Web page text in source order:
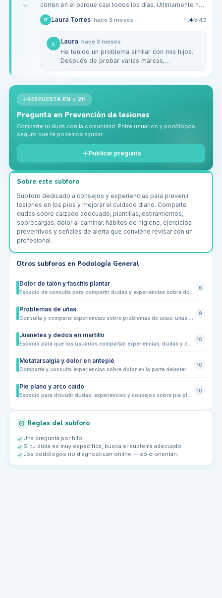
corren en el parque casi todos los días. Últimamente he
notado que se quejan de dolores en las plantas de los
pies, y me…
LT Laura Torres· hace 3 meses 4 42
L Laura· hace 3 meses
He tenido un problema similar con mis hijos.
Después de probar varias marcas,
buena amortiguación y son muy cómodas…
RESPUESTA EN < 2H
Pregunta en Prevención de lesiones
Comparte tu duda con la comunidad. Entre usuarios y podólogos
seguro que te podemos ayudar.
Publicar pregunta
Sobre este subforo
Subforo dedicado a consejos y experiencias para prevenir
lesiones en los pies y mejorar el cuidado diario. Comparte
dudas sobre calzado adecuado, plantillas, estiramientos,
sobrecargas, dolor al caminar, hábitos de higiene, ejercicios
preventivos y señales de alerta que conviene revisar con un
profesional.
Otros subforos en Podología General
Dolor de talón y fascitis plantar
6
Problemas de uñas
9
Juanetes y dedos en martillo
Espacio para que los usuarios compartan experiencias, dudas y consultas sobre juanetes y dedos en martillo. Aquí podrás aprender sobre prevención, síntomas, tratamientos caseros, adaptación de calzado y consultas generales para mejorar la salud de tus pies.
10
Metatarsalgia y dolor en antepié
Comparte y consulta experiencias sobre dolor en la parte delantera del pie. Este subforo está pensado para quienes sufren metatarsalgia, molestias en los metatarsos o dolor al caminar y correr. Aquí podrás intercambiar consejos, dudas sobre calzado, plantillas y ejercicios recomendados por la comunidad de podólogos y usuarios
10
Pie plano y arco caído
10
Reglas del subforo
Una pregunta por hilo.
Si tu duda es muy específica, busca el subtema adecuado.
Los podólogos no diagnostican online — sólo orientan.